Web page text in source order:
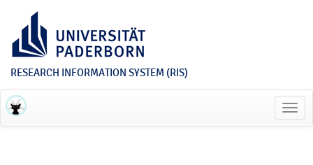
RESEARCH INFORMATION SYSTEM (RIS)